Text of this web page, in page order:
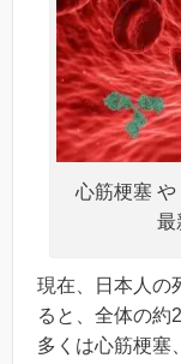
心筋梗塞
最
現在、日本人の
ると、全体の約
多くは心筋梗塞